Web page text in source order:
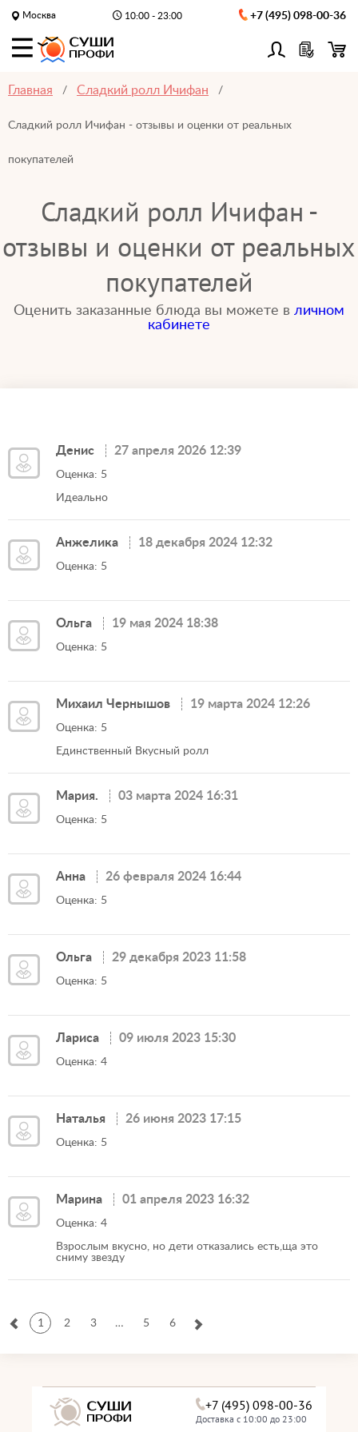
Москва 10:00 - 23:00 +7 (495) 098-00-36
Главная Сладкий ролл Ичифан
Сладкий ролл Ичифан - отзывы и оценки от реальных
покупателей
Сладкий ролл Ичифан -
отзывы и оценки от реальных
покупателей
Оценить заказанные блюда вы можете в личном
кабинете
Денис 27 апреля 2026 12:39
Оценка: 5
Идеально
Анжелика 18 декабря 2024 12:32
Оценка: 5
Ольга 19 мая 2024 18:38
Оценка: 5
Михаил Чернышов 19 марта 2024 12:26
Оценка: 5
Единственный Вкусный ролл
Мария. 03 марта 2024 16:31
Оценка: 5
Анна 26 февраля 2024 16:44
Оценка: 5
Ольга 29 декабря 2023 11:58
Оценка: 5
Лариса 09 июля 2023 15:30
Оценка: 4
Наталья 26 июня 2023 17:15
Оценка: 5
Марина 01 апреля 2023 16:32
Оценка: 4
Взрослым вкусно, но дети отказались есть,ща это
сниму звезду
1 2 3 … 5 6
+7 (495) 098-00-36
Доставка с 10:00 до 23:00